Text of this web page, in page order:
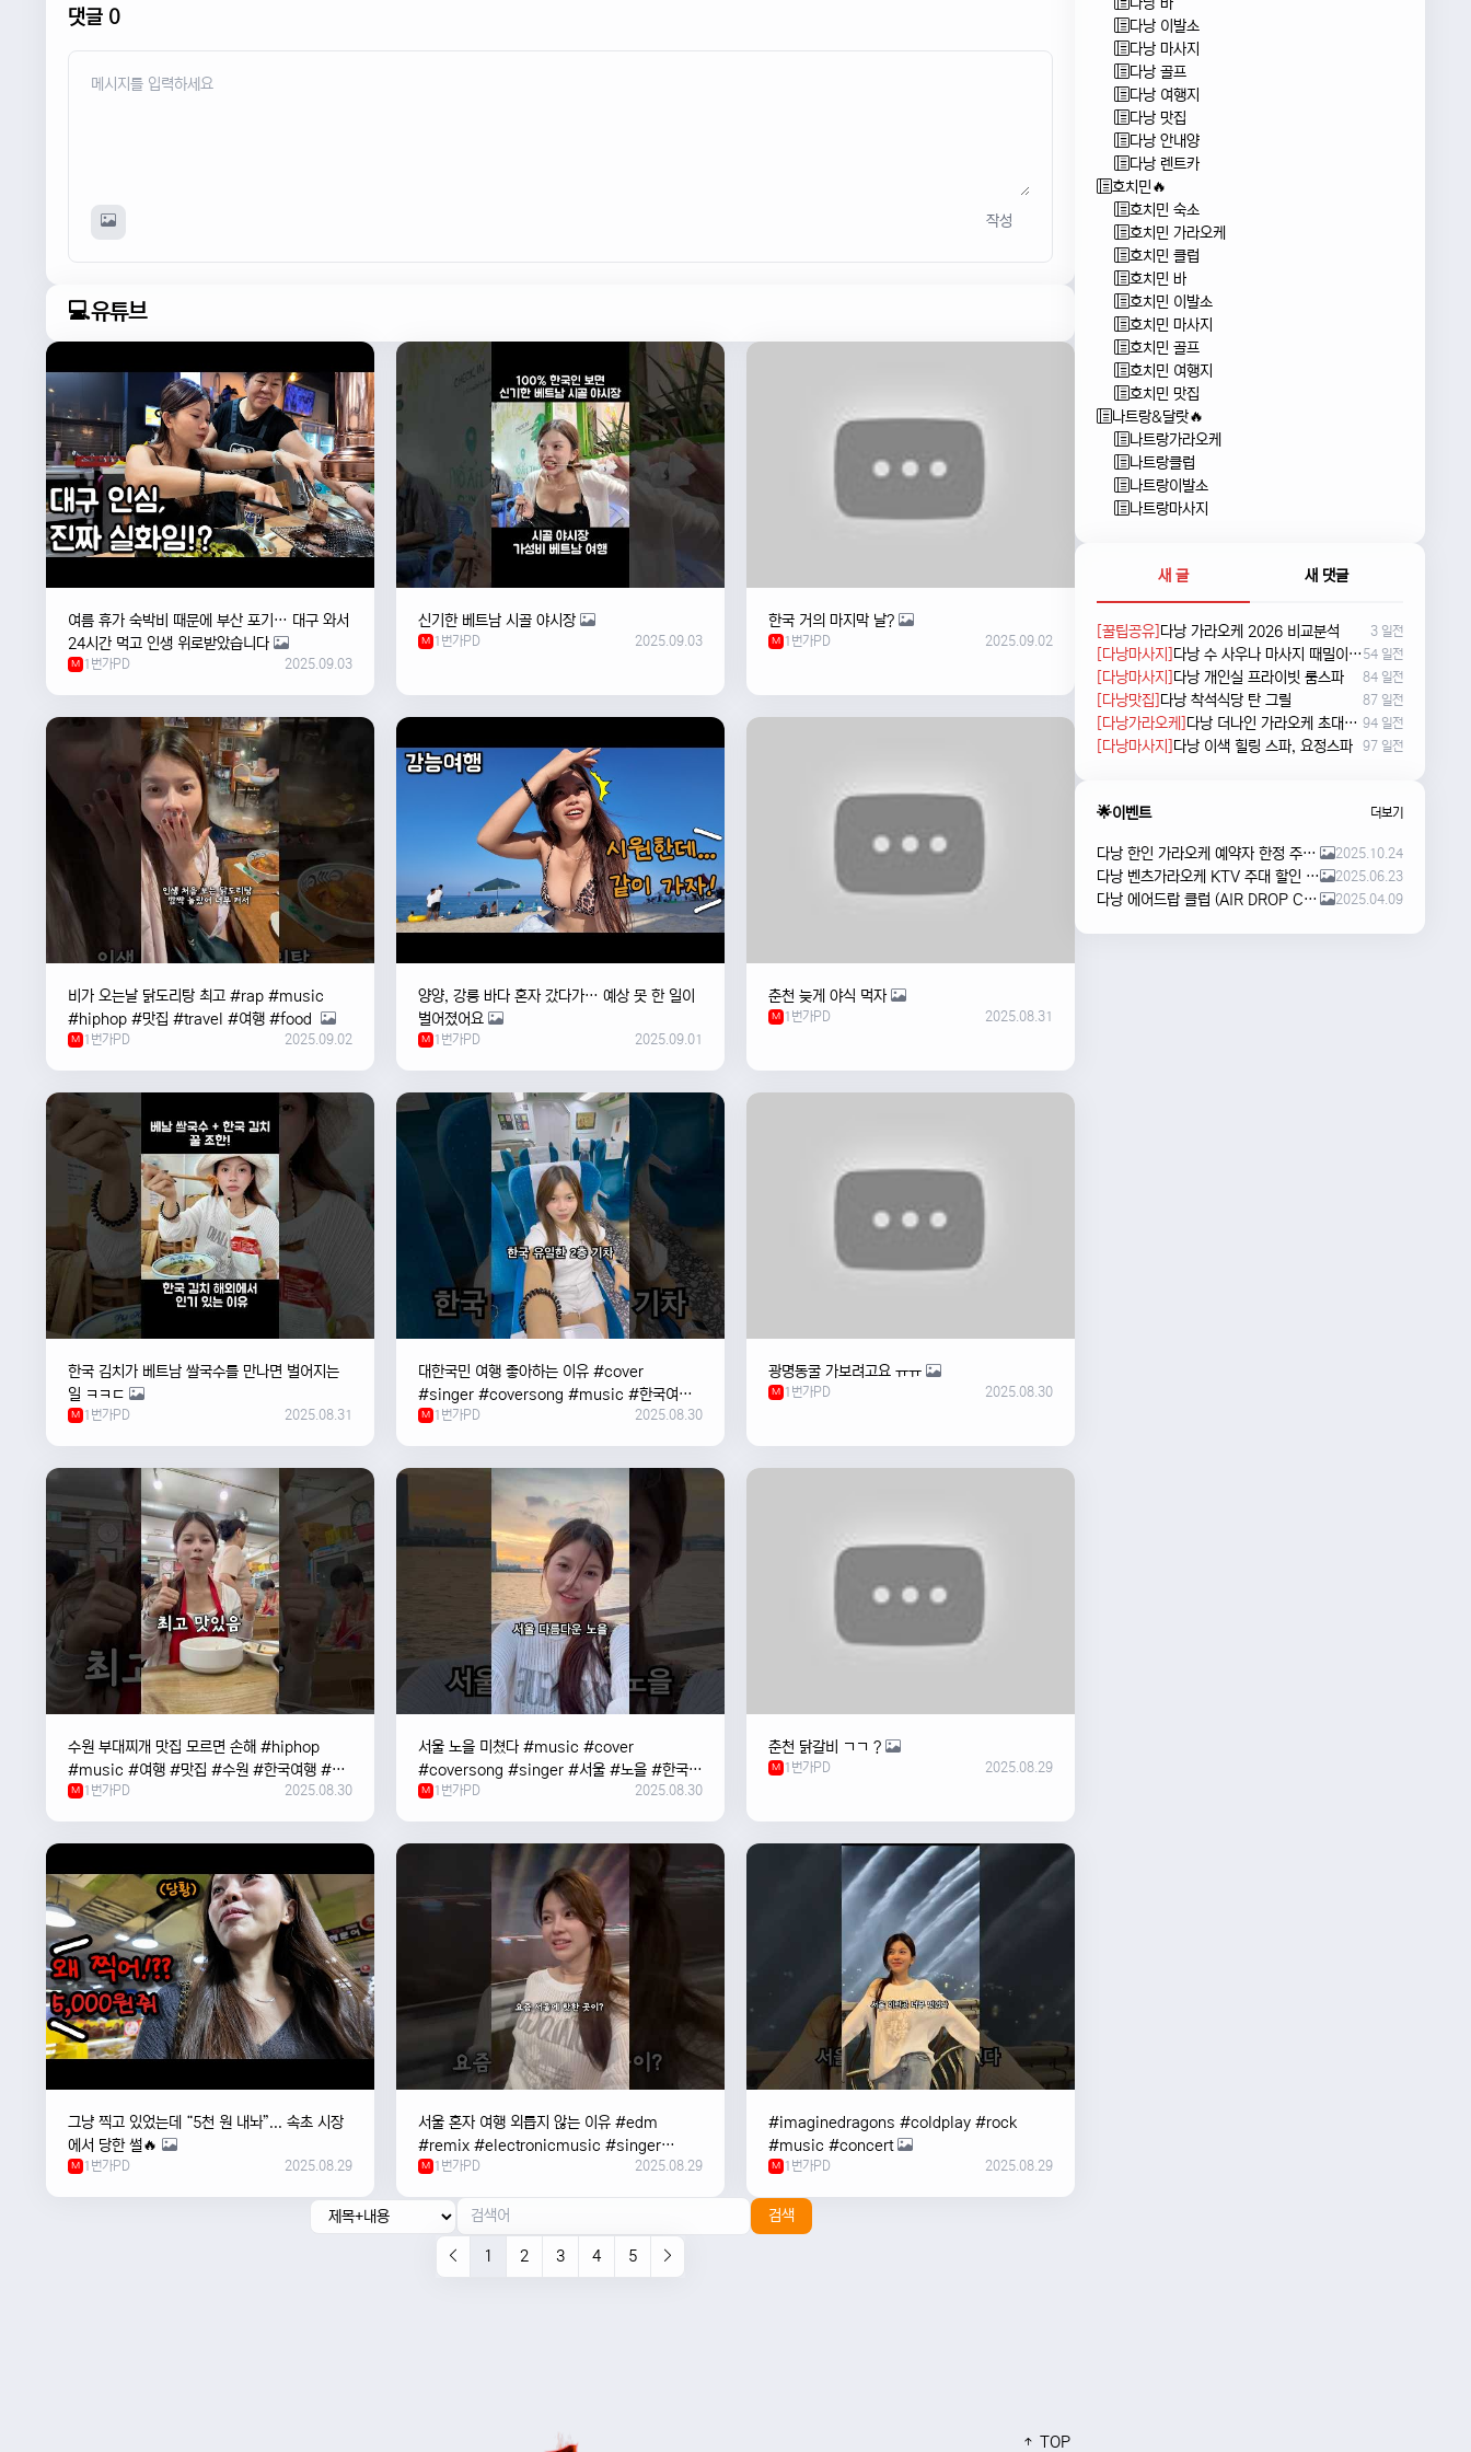
댓글 0
작성
💻유튜브
여름 휴가 숙박비 때문에 부산 포기… 대구 와서
24시간 먹고 인생 위로받았습니다
M 1번가PD 2025.09.03
신기한 베트남 시골 야시장
M 1번가PD 2025.09.03
한국 거의 마지막 날?
M 1번가PD 2025.09.02
비가 오는날 ￼닭도리탕 최고 #rap #music
#hiphop #맛집 #travel #여행 #food ￼
M 1번가PD 2025.09.02
양양, 강릉 바다 혼자 갔다가… 예상 못 한 일이
벌어졌어요
M 1번가PD 2025.09.01
춘천 늦게 야식 먹자
M 1번가PD 2025.08.31
한국 김치가 베트남 쌀국수를 만나면 벌어지는
일 ㅋㅋㄷ
M 1번가PD 2025.08.31
대한국민 여행 좋아하는 이유 #cover
#singer #coversong #music #한국여행
#한국
M 1번가PD 2025.08.30
광명동굴 가보려고요 ㅠㅠ
M 1번가PD 2025.08.30
수원 부대찌개 맛집 모르면 손해 #hiphop
#music #여행 #맛집 #수원 #한국여행 #베
트남여자 #혼자여행
M 1번가PD 2025.08.30
서울 노을 미쳤다 #music #cover
#coversong #singer #서울 #노을 #한국
#한강
M 1번가PD 2025.08.30
춘천 닭갈비 ㄱㄱ ?
M 1번가PD 2025.08.29
그냥 찍고 있었는데 “5천 원 내놔”... 속초 시장
에서 당한 썰🔥
M 1번가PD 2025.08.29
서울 혼자 여행 외릅지 않는 이유 #edm
#remix #electronicmusic #singer
#newmusic #music #여행 #trending
M 1번가PD 2025.08.29
#imaginedragons #coldplay #rock
#music #concert
M 1번가PD 2025.08.29
검색
1 2 3 4 5
다낭 이발소
다낭 마사지
다낭 골프
다낭 여행지
다낭 맛집
다낭 안내양
다낭 렌트카
호치민🔥
호치민 숙소
호치민 가라오케
호치민 클럽
호치민 바
호치민 이발소
호치민 마사지
호치민 골프
호치민 여행지
호치민 맛집
나트랑&달랏🔥
나트랑가라오케
나트랑클럽
나트랑이발소
나트랑마사지
새 글 새 댓글
[꿀팁공유] 다낭 가라오케 2026 비교분석 3 일전
[다낭마사지] 다낭 수 사우나 마사지 때밀이 및 누루 예약방법 54 일전
[다낭마사지] 다낭 개인실 프라이빗 룸스파 84 일전
[다낭맛집] 다낭 착석식당 탄 그릴 87 일전
[다낭가라오케] 다낭 더나인 가라오케 초대형 신상 karaoke 94 일전
[다낭마사지] 다낭 이색 힐링 스파, 요정스파 97 일전
🌟이벤트 더보기
다낭 한인 가라오케 예약자 한정 주류 이벤트 안내 2025.10.24
다낭 벤츠가라오케 KTV 주대 할인 해피아워 이벤트 2025.06.23
다낭 에어드랍 클럽 (AIR DROP CLUB) 오픈 이벤트!! 2025.04.09
TOP